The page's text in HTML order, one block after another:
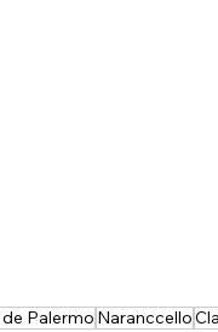
Palermo Naranccello